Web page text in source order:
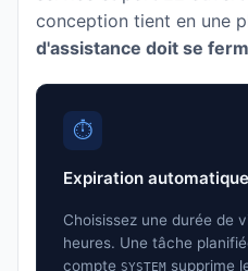
conception tient en une
d'assistance doit se
⏱️
Expiration automatique
Choisissez une durée de
heures. Une tâche
compte SYSTEM supprime